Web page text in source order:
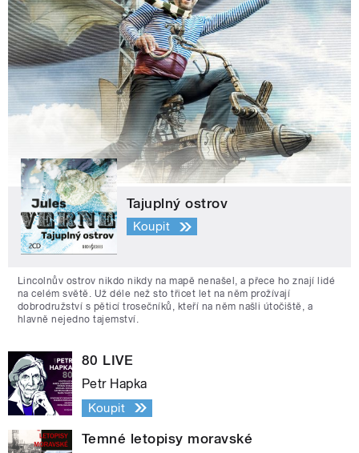
Tajuplný ostrov
Koupit
Lincolnův ostrov nikdo nikdy na mapě nenašel, a přece ho znají lidé
na celém světě. Už déle než sto třicet let na něm prožívají
dobrodružství s pěticí trosečníků, kteří na něm našli útočiště, a
hlavně nejedno tajemství.
80 LIVE
Petr Hapka
Koupit
Temné letopisy moravské